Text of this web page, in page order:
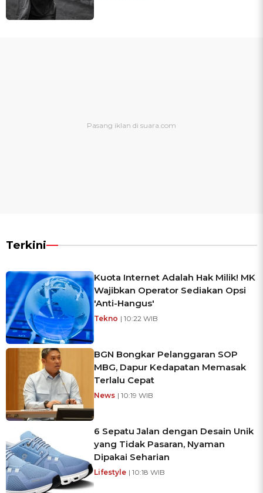
Terkini
Kuota Internet Adalah Hak Milik! MK
Wajibkan Operator Sediakan Opsi
'Anti-Hangus'
Tekno | 10:22 WIB
BGN Bongkar Pelanggaran SOP
MBG, Dapur Kedapatan Memasak
Terlalu Cepat
News | 10:19 WIB
6 Sepatu Jalan dengan Desain Unik
yang Tidak Pasaran, Nyaman
Dipakai Seharian
Lifestyle | 10:18 WIB